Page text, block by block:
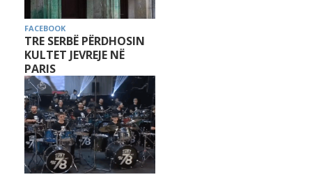
FACEBOOK
TRE SERBË PËRDHOSIN
KULTET JEVREJE NË
PARIS